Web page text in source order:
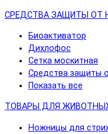
СРЕДСТВА ЗАЩИТЫ ОТ
Биоактиватор
Дихлофос
Сетка москитная
Средства защиты
Показать все
ТОВАРЫ ДЛЯ
Ножницы для